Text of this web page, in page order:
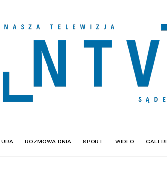
ROZMOWA DNIA SPORT WIDEO